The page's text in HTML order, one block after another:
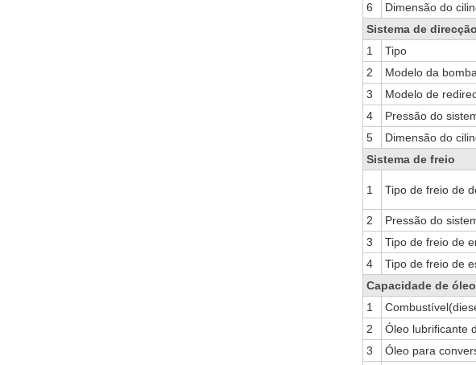
6
Dimensão do
Sistema de direcção
1
Tipo
2
Modelo da
3
Modelo de
4
Pressão do
5
Dimensão do
Sistema de freio
1 Tipo de freio de
2
Pressão do
3
Tipo de freio de
4
Tipo de freio de
Capacidade de óleo
1
2
Óleo lubrificante
3
Óleo para